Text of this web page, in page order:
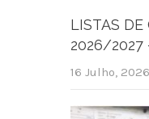
LISTAS
2026/2027
16 Julho, 2026